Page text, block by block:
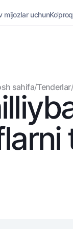
Omonatlar
Hamma uchun
Jozibali
Vozmojno vse
mijozlar uchunKo'proq
sahifa/Tenderlar/